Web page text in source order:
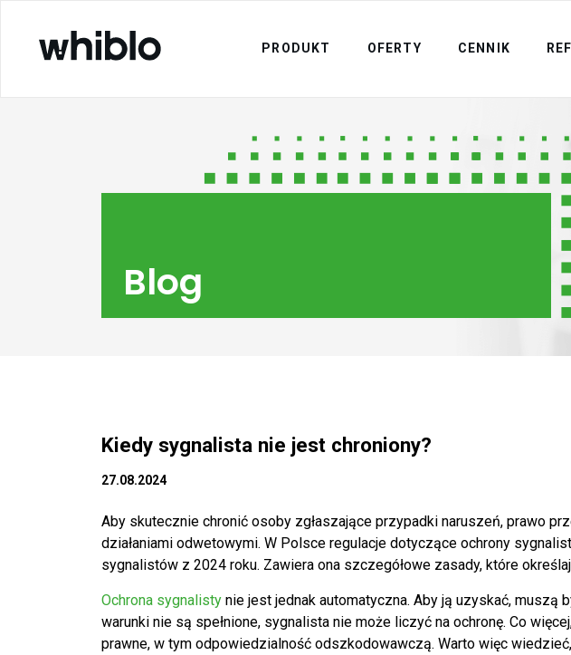
PRODUKT OFERTY CENNIK
Blog
Kiedy sygnalista nie jest chroniony?
27.08.2024
Aby skutecznie chronić osoby zgłaszające przypadki naruszeń, prawo
działaniami odwetowymi. W Polsce regulacje dotyczące ochrony
sygnalistów z 2024 roku. Zawiera ona szczegółowe zasady, które
Ochrona sygnalistynie jest jednak automatyczna. Aby ją uzyskać, muszą
warunki nie są spełnione, sygnalista nie może liczyć na ochronę. Co
prawne, w tym odpowiedzialność odszkodowawczą. Warto więc